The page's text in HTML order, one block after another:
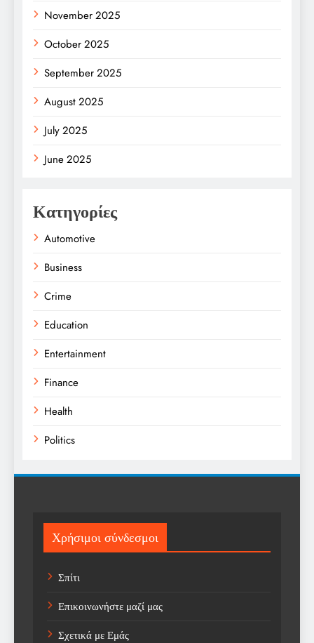
November 2025
October 2025
September 2025
August 2025
July 2025
June 2025
Κατηγορίες
Automotive
Business
Crime
Education
Entertainment
Finance
Health
Politics
Sport
Sports
Technology
Trending
Χρήσιμοι σύνδεσμοι
Σπίτι
Επικοινωνήστε μαζί μας
Σχετικά με Εμάς